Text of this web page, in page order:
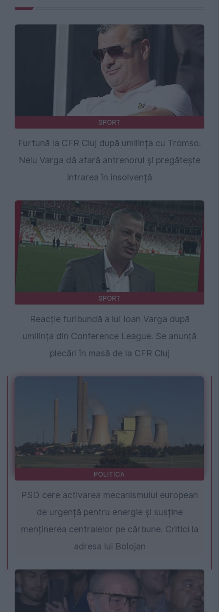
SPORT
Furtună la CFR Cluj după umilința cu Tromso.
Nelu Varga dă afară antrenorul și pregătește
intrarea în insolvență
SPORT
Reacție furibundă a lui Ioan Varga după
umilința din Conference League. Se anunță
plecări în masă de la CFR Cluj
POLITICA
PSD cere activarea mecanismului european
de urgență pentru energie și susține
menținerea centralelor pe cărbune. Critici la
adresa lui Bolojan